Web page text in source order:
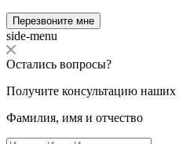
Перезвоните мне
side-menu
Остались вопросы?
Получите консультацию наших
Фамилия, имя и отчество